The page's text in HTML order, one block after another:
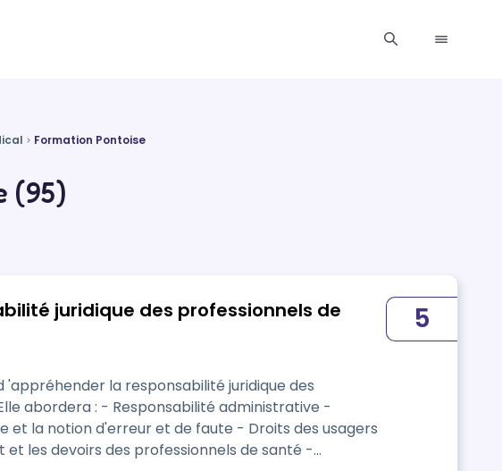
Formation Pontoise
(95)
juridique des professionnels de
juridique des
la notion d'erreur et de faute - Droits des usagers
5